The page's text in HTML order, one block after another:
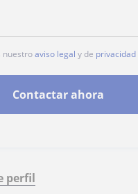
nuestroaviso legal y de privacidad
Contactar ahora
perfil